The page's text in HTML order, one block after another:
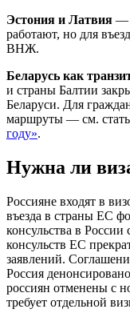
Эстония и Латвия —
работают, но для
ВНЖ.
Беларусь как
и страны Балтии
Беларуси. Для
маршруты — см.
году».
Нужна ли
Россияне входят в
въезда в страны ЕС
консульства в
консульств ЕС
заявлений.
Россия
россиян отменены с
требует отдельной